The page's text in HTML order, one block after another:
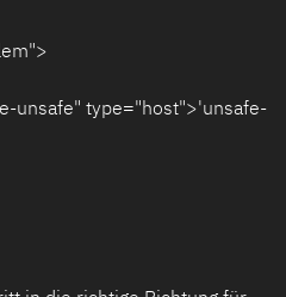
type="host">'unsafe-